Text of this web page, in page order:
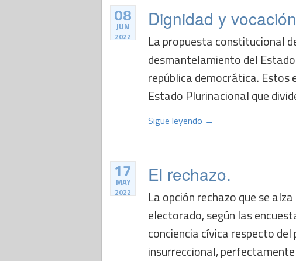
08
JUN
2022
Dignidad y
La propuesta constitucional
desmantelamiento del
república democrática. Estos
Estado Plurinacional que
Sigue leyendo →
17
MAY
2022
El rechazo.
La opción rechazo que se
electorado, según las
conciencia cívica respecto
insurreccional,